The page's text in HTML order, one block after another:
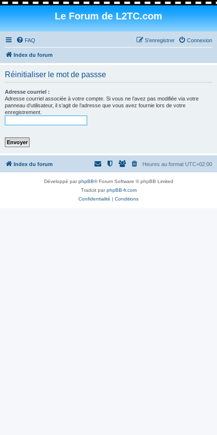
Le Forum de L2TC.com
FAQ Connexion
S’enregistrer
Index du forum
Réinitialiser le mot de passse
Adresse courriel :
Adresse courriel associée à votre compte. Si vous ne l’avez pas modifiée via votre
panneau d’utilisateur, il s’agit de l’adresse que vous avez fournie lors de votre
enregistrement.
Index du forum Heures au format UTC+02:00
Développé parphpBB® Forum Software © phpBB Limited
Traduit parphpBB-fr.com
Confidentialité | Conditions